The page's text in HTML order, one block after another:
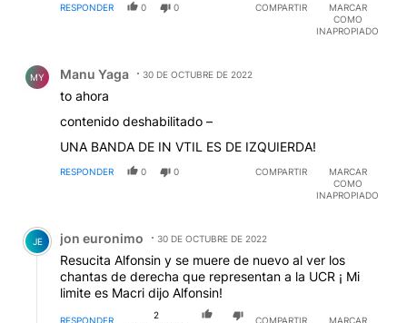
RESPONDER 0 0 COMPARTIR
MARCAR
COMO
INAPROPIADO
MY Manu Yaga 30 DE OCTUBRE DE 2022
to ahora
contenido deshabilitado –
UNA BANDA DE IN VTIL ES DE IZQUIERDA!
RESPONDER 0 0 COMPARTIR
MARCAR
COMO
INAPROPIADO
Comentario de jon euronimo.
JE jon euronimo 30 DE OCTUBRE DE 2022
Resucita Alfonsin y se muere de nuevo al ver los
chantas de derecha que representan a la UCR ¡ Mi
limite es Macri dijo Alfonsin!
RESPONDER
2
COMPARTIR
MARCAR